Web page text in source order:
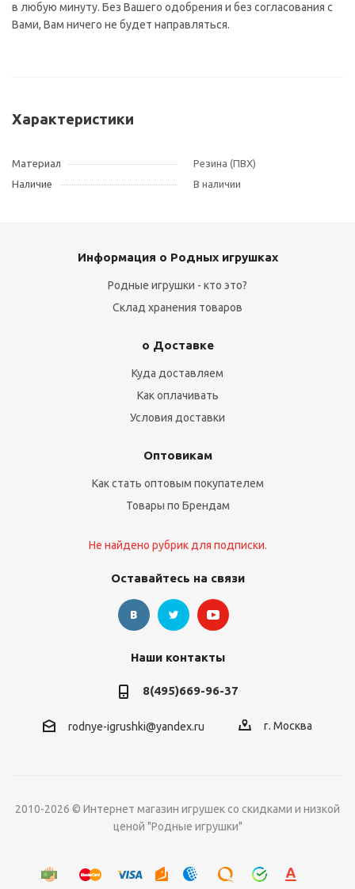
в любую минуту. Без Вашего одобрения и без согласования с
Вами, Вам ничего не будет направляться.
Характеристики
Материал
Резина (ПВХ)
Наличие
В наличии
Информация о Родных игрушках
Родные игрушки - кто это?
Склад хранения товаров
о Доставке
Куда доставляем
Как оплачивать
Условия доставки
Оптовикам
Как стать оптовым покупателем
Товары по Брендам
Не найдено рубрик для подписки.
Оставайтесь на связи
Наши контакты
8(495)669-96-37
rodnye-igrushki@yandex.ru г. Москва
2010-2026 © Интернет магазин игрушек со скидками и низкой
ценой "Родные игрушки"